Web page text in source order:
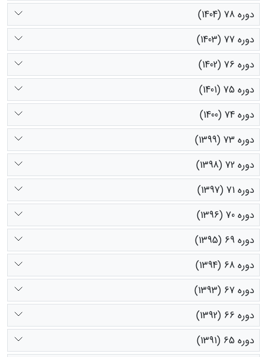
دوره 78 (1404)
دوره 77 (1403)
دوره 76 (1402)
دوره 75 (1401)
دوره 74 (1400)
دوره 73 (1399)
دوره 72 (1398)
دوره 71 (1397)
دوره 70 (1396)
دوره 69 (1395)
دوره 68 (1394)
دوره 67 (1393)
دوره 66 (1392)
دوره 65 (1391)